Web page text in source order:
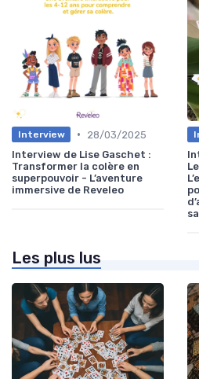
Interview •
28/03/2025
Interview de Lise Gaschet :
Transformer la colère en
superpouvoir - L’aventure
immersive de Reveleo
Les plus lus